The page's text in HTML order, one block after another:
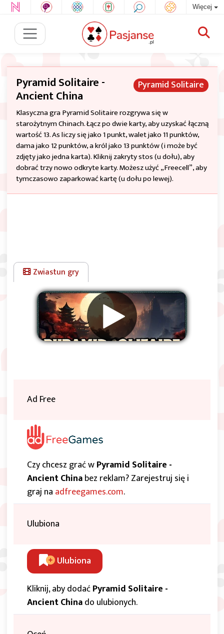
Więcej
Pyramid Solitaire
Pyramid Solitaire -
Ancient China
Klasyczna gra Pyramid Solitaire rozgrywa się w
starożytnym Chinach. Łącz po dwie karty, aby uzyskać łączną
wartość 13. As liczy się jako 1 punkt, walet jako 11 punktów,
dama jako 12 punktów, a król jako 13 punktów (i może być
zdjęty jako jedna karta). Kliknij zakryty stos (u dołu), aby
dobrać trzy nowo odkryte karty. Możesz użyć „Freecell”, aby
tymczasowo zaparkować kartę (u dołu po lewej).
Zwiastun gry
Ad Free
Czy chcesz grać wPyramid Solitaire -
Ancient Chinabez reklam? Zarejestruj się i
graj na adfreegames.com.
Ulubiona
Ulubiona
Kliknij, aby dodaćPyramid Solitaire -
Ancient Chinado ulubionych.